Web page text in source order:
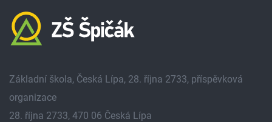
Základní škola, Česká Lípa, 28. října 2733, příspěvková
organizace
28. října 2733, 470 06 Česká Lípa